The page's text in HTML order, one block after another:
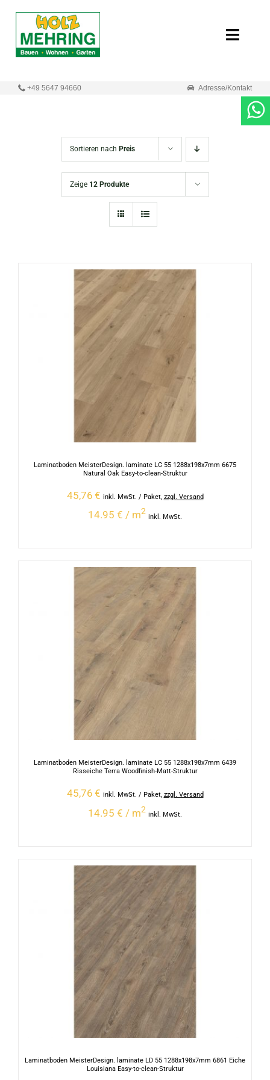
springen
Toggle
+49 5647 94660 Adresse/Kontakt
Sortieren nach Preis
Zeige 12 Produkte
Laminatboden MeisterDesign. laminate LC 55 1288x198x7mm 6675
Natural Oak Easy-to-clean-Struktur
45,76 € inkl. MwSt. / Paket, zzgl. Versand
14.95 € / m2
inkl. MwSt.
Laminatboden MeisterDesign. laminate LC 55 1288x198x7mm 6439
Risseiche Terra Woodfinish-Matt-Struktur
45,76 € inkl. MwSt. / Paket, zzgl. Versand
14.95 € / m2
inkl. MwSt.
Laminatboden MeisterDesign. laminate LD 55 1288x198x7mm 6861 Eiche
Louisiana Easy-to-clean-Struktur